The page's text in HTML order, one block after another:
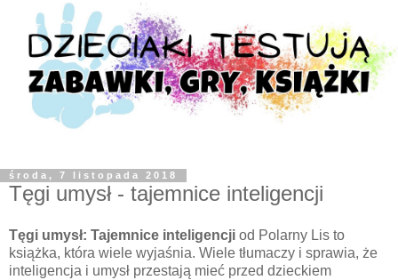
środa, 7 listopada 2018
Tęgi umysł - tajemnice inteligencji
Tęgi umysł: Tajemnice inteligencji od Polarny Lis to
książka, która wiele wyjaśnia. Wiele tłumaczy i sprawia, że
inteligencja i umysł przestają mieć przed dzieckiem